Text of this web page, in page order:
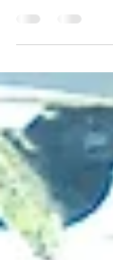
warsztaty
przygodę